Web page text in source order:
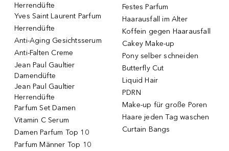
Herrendüfte
Yves Saint Laurent Parfum
Herrendüfte
Anti-Aging Gesichtsserum
Anti-Falten Creme
Jean Paul Gaultier
Damendüfte
Jean Paul Gaultier
Herrendüfte
Parfum Set Damen
Vitamin C Serum
Damen Parfum Top 10
Parfum Männer Top 10
Festes Parfum
Haarausfall im Alter
Koffein gegen Haarausfall
Cakey Make-up
Pony selber schneiden
Butterfly Cut
Liquid Hair
PDRN
Make-up für große Poren
Haare jeden Tag waschen
Curtain Bangs